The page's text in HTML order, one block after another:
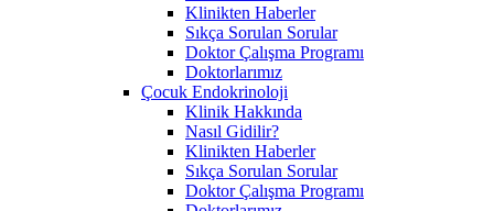
Klinikten Haberler
Sıkça Sorulan Sorular
Doktor Çalışma Programı
Doktorlarımız
Çocuk Endokrinoloji
Klinik Hakkında
Nasıl Gidilir?
Klinikten Haberler
Sıkça Sorulan Sorular
Doktor Çalışma Programı